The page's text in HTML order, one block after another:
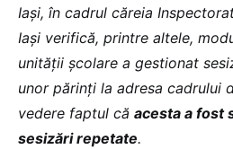
Iași, în cadrul căreia
Iași verifică, printre altele,
unității școlare a gestionat
unor părinți la adresa cadrului
vedere faptul că acesta a fost
sesizări repetate.